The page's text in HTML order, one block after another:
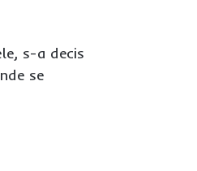
s-a decis
se